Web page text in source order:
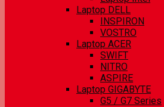
Laptop DELL
INSPIRON
VOSTRO
Laptop ACER
SWIFT
NITRO
ASPIRE
Laptop GIGABYTE
G5 / G7 Series